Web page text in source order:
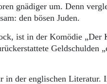
gnädiger um. Denn
den bösen Juden.
ist in der Komödie „Der
Geldschulden
in der englischen Literatur.